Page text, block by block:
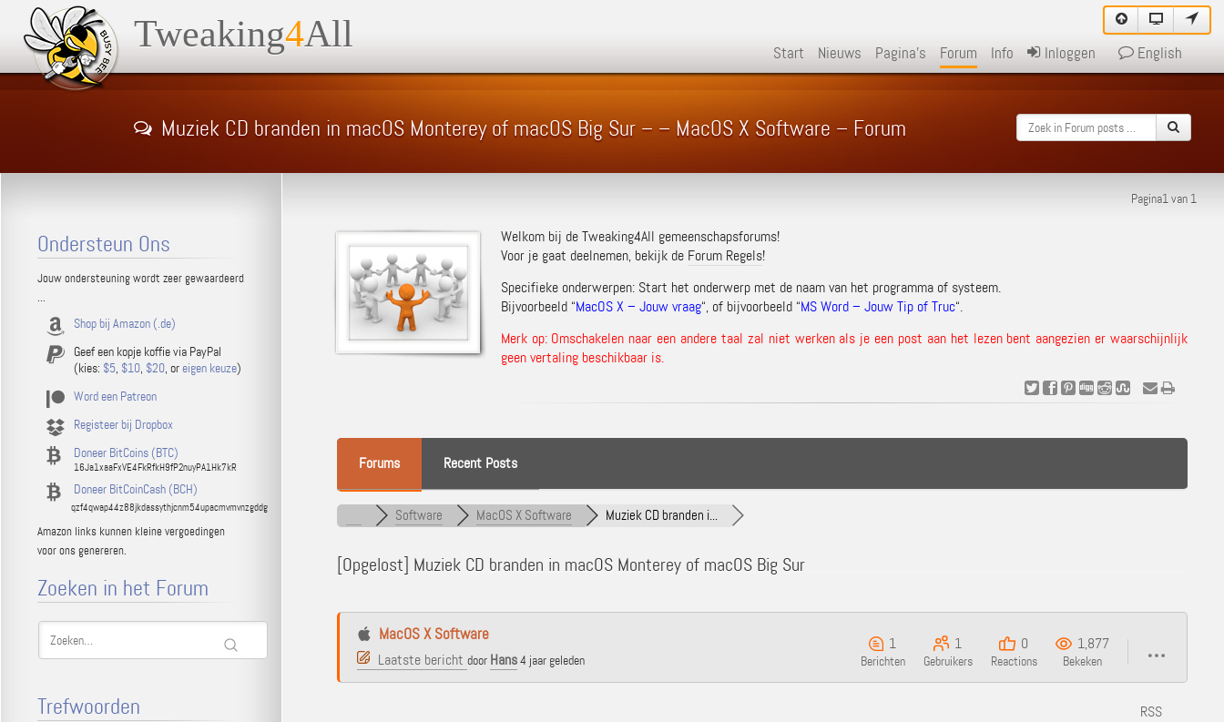
Tweaking4All Start Nieuws Pagina's Forum Info Inloggen English
Muziek CD branden in macOS Monterey of macOS Big Sur – – MacOS X Software – Forum
Pagina1 van 1
Welkom bij de Tweaking4All gemeenschapsforums!
Voor je gaat deelnemen, bekijk de Forum Regels!
Specifieke onderwerpen: Start het onderwerp met de naam van het programma of systeem.
Bijvoorbeeld “MacOS X – Jouw vraag“, of bijvoorbeeld “MS Word – Jouw Tip of Truc“.
Merk op: Omschakelen naar een andere taal zal niet werken als je een post aan het lezen bent aangezien er waarschijnlijk
geen vertaling beschikbaar is.
Forums Recent Posts
Software MacOS X Software Muziek CD branden i...
[Opgelost] Muziek CD branden in macOS Monterey of macOS Big Sur
MacOS X Software
Laatste bericht door Hans4 jaar geleden
1
Berichten
1
Gebruikers
0
Reactions
1,877
Bekeken
RSS
Ondersteun Ons
Jouw ondersteuning wordt zeer gewaardeerd
...
Shop bij Amazon (.de)
Geef een kopje koffie via PayPal
(kies: $5, $10, $20, or eigen keuze)
Word een Patreon
Registeer bij Dropbox
Doneer BitCoins (BTC)
16Ja1xaaFxVE4FkRfkH9fP2nuyPA1Hk7kR
Doneer BitCoinCash (BCH)
qzf4qwap44z88jkdassythjcnm54upacmvmvnzgddg
Amazon links kunnen kleine vergoedingen
voor ons genereren.
Zoeken in het Forum
Trefwoorden